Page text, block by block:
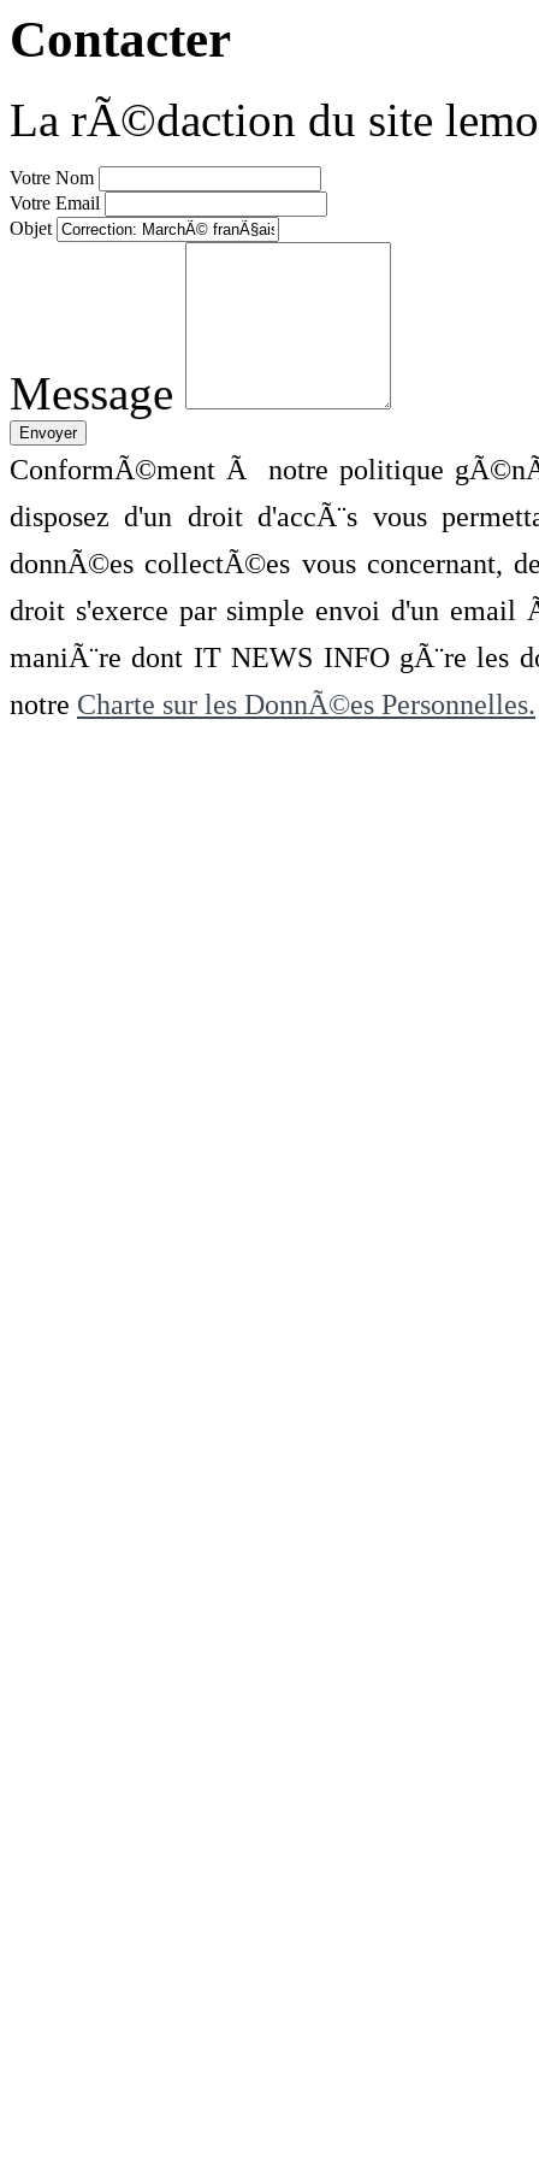
Contacter
La rÃ©daction du site
Votre Nom
Votre Email
Objet
Message
ConformÃ©ment Ã notre politique
disposez d'un droit d'accÃ¨s vous
donnÃ©es collectÃ©es vous concernant,
droit s'exerce par simple envoi d'un
maniÃ¨re dont IT NEWS INFO gÃ¨re les
notre Charte sur les DonnÃ©es Personnelles.